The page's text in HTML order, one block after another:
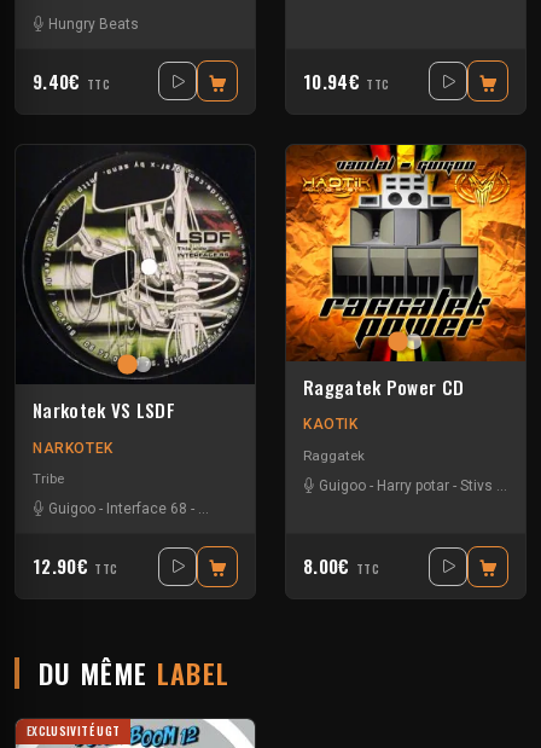
Hungry Beats
9.40€ TTC 10.94€ TTC
Narkotek VS LSDF
NARKOTEK
Tribe
Guigoo - Interface 68 - Kefran
12.90€ TTC
Raggatek Power CD
KAOTIK
Raggatek
Guigoo - Harry potar - Stivs
8.00€ TTC
DU MÊME LABEL
EXCLUSIVITÉ UGT